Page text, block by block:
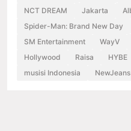
NCT DREAM
Jakarta
Spider-Man: Brand New Day
SM Entertainment
WayV
Hollywood
Raisa HYBE
musisi Indonesia
NewJeans